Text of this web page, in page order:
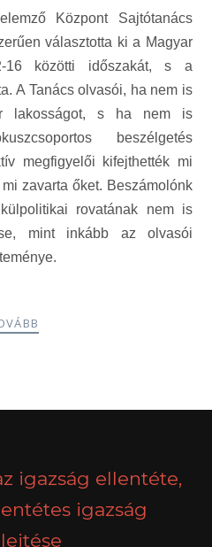
Központ Sajtótanács
választotta ki a Magyar
16 közötti időszakát, s a
A Tanács olvasói, ha nem is
lakosságot, s ha nem is
beszélgetés
megfigyelői kifejthették mi
zavarta őket. Beszámolónk
rovatának nem is
mint inkább az olvasói
igazság ellentéte,
igazság